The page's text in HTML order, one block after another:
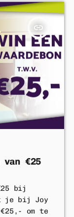
insert_link
van €25
bij
je bij Joy
€25,- om te